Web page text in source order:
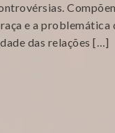
e a problemática
das relações […]